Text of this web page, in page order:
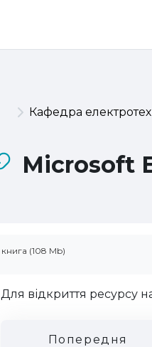
Кафедра
Microsoft
книга (108 Mb)
Для відкриття ресурсу
Попередня